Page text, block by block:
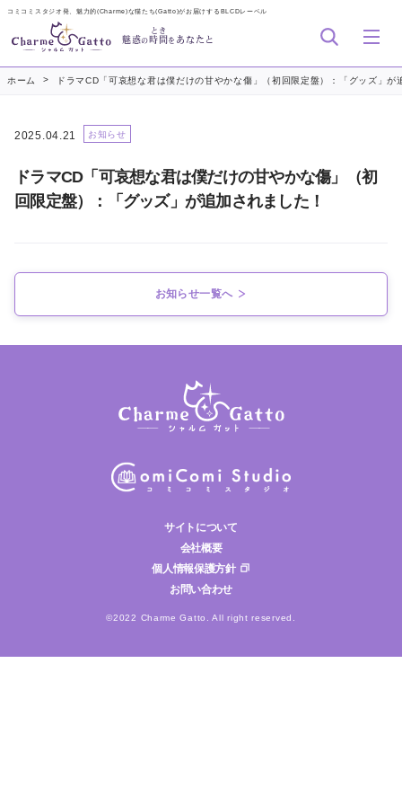
コミコミスタジオ発、魅力的(Charme)な猫たち(Gatto)がお届けするBLCDレーベル
魅惑の 時間
とき
を あなたと
ホーム > ドラマCD「可哀想な君は僕だけの甘やかな傷」（初回限定盤）：「グッズ」が
2025.04.21 お知らせ
ドラマCD「可哀想な君は僕だけの甘やかな傷」（初
回限定盤）：「グッズ」が追加されました！
お知らせ一覧へ
サイトについて
会社概要
個人情報保護方針
お問い合わせ
©2022 Charme Gatto. All right reserved.